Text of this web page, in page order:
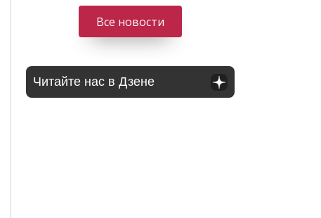
Все новости
Читайте нас в Дзене